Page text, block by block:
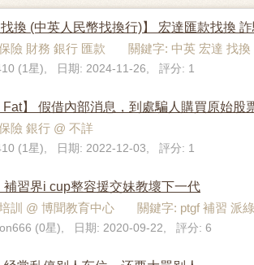
找換 (中英人民幣找換行)】 宏達匯款找換
險 財務 銀行 匯款 關鍵字: 中英 宏達 找換
(1星), 日期: 2024-11-26, 評分: 1
Fat】 假借內部消息，到處騙人購買原始股
險 銀行 @ 不詳
(1星), 日期: 2022-12-03, 評分: 1
補習界i cup整容援交妹教壞下一代
訓 @ 博聞教育中心 關鍵字: ptgf 補習 派
(0星), 日期: 2020-09-22, 評分: 6